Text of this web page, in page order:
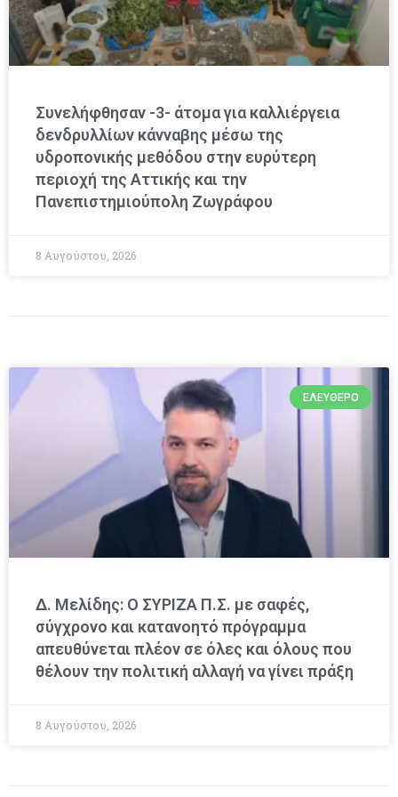
Συνελήφθησαν -3- άτομα για καλλιέργεια
δενδρυλλίων κάνναβης μέσω της
υδροπονικής μεθόδου στην ευρύτερη
περιοχή της Αττικής και την
Πανεπιστημιούπολη Ζωγράφου
8 Αυγούστου, 2026
ΕΛΕΎΘΕΡΟ
Δ. Μελίδης: Ο ΣΥΡΙΖΑ Π.Σ. με σαφές,
σύγχρονο και κατανοητό πρόγραμμα
απευθύνεται πλέον σε όλες και όλους που
θέλουν την πολιτική αλλαγή να γίνει πράξη
8 Αυγούστου, 2026